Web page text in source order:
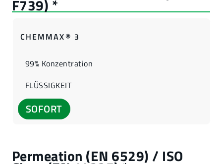
CHEMMAX® 3
99% Konzentration
FLÜSSIGKEIT
SOFORT